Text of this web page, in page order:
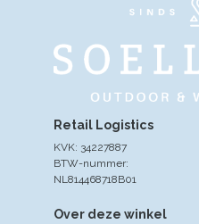
Over deze winkel
Retail Logistics
KVK: 34227887
BTW-nummer:
NL814468718B01